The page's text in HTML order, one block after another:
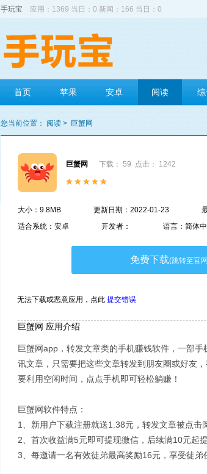
手玩宝 应用：1369 当日：0 新闻：166 当日：0
首页 苹果 安卓 阅读
您当前位置： 阅读 > 巨蟹网
巨蟹网 下载： 59 点击： 1242
大小：9.8MB 更新日期：2022-01-23
适合系统：安卓
开发者： 语言：简体
免费下载(跳转至官
无法下载或恶意应用， 点此 提交错误
巨蟹网 应用介绍
巨蟹网app，转发文章类的手机赚钱软件，一部
讯文章，只需要把这些文章转发到朋友圈或好友
要利用空闲时间，点点手机即可轻松躺赚！
巨蟹网软件特点：
1、新用户下载注册就送1.38元，转发文章被点击
2、首次收益满5元即可提现微信，后续满10元起
3、每邀请一名有效徒弟最高奖励16元，享受徒